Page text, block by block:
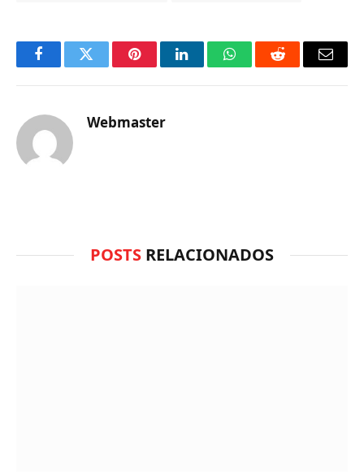
FacebookTwitter PinterestLinkedInO
Reddit
E-
Webmaster
POSTS RELACIONADOS